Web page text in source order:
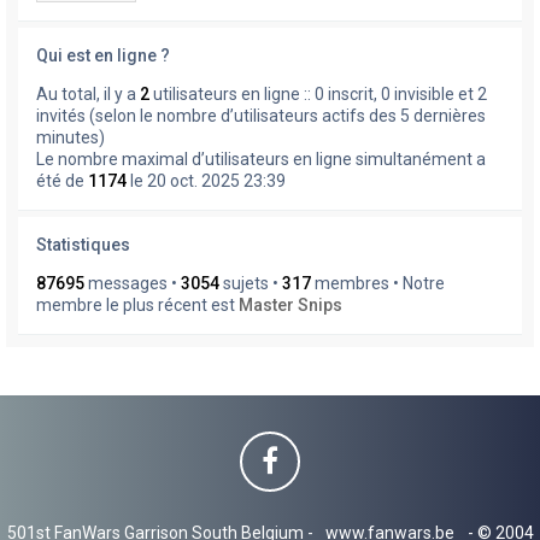
Qui est en ligne ?
Au total, il y a 2utilisateurs en ligne :: 0 inscrit, 0 invisible et 2
invités (selon le nombre d’utilisateurs actifs des 5 dernières
minutes)
Le nombre maximal d’utilisateurs en ligne simultanément a
été de 1174 le 20 oct. 2025 23:39
Statistiques
87695messages • 3054sujets • 317membres • Notre
membre le plus récent est Master Snips
501st FanWars Garrison South Belgium - www.fanwars.be - © 2004